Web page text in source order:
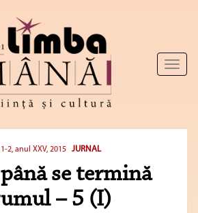
Toggle
1-2, anul XXV, 2015 JURNAL
se termină
– 5 (I)